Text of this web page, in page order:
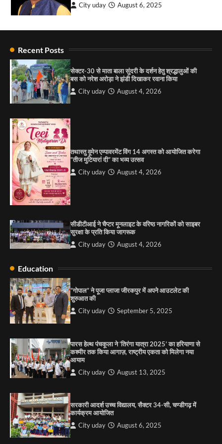
1
“गोपाल” ने पूजा प्लाजा जीरकपुर में अपने आउटलेट की
शुरुआत की
2
पारस हेल्थ पंचकूला ने ‘तिरंगा यात्रा 2025’ का हरियाणा से
आयाम
City uday August 13, 2025
3
4
राहुल गाँधी ने खाई है वैश्विक मंच पर भारत को कमजोर करने
Recent Posts
सेक्टर-30 से माता बाला सुंदरी के दर्शन हेतु श्रद्धालुओं की
बस को नरेश अरोड़ा ने झंडी दिखाकर रवाना किया
City uday August 4, 2026
तथास्तु वूमेन एम्पावरमेंट विंग 14 अगस्त को आयोजित करेगा
“तीज मुटियारां दी” का भव्य उत्सव
City uday August 4, 2026
सीडीटीआई ने चैप्टर मूनलाइट के वरिष्ठ नागरिकों को साइबर
सुरक्षा के प्रति किया जागरूक
City uday August 4, 2026
Education
“गोपाल” ने पूजा प्लाजा जीरकपुर में अपने आउटलेट की
शुरुआत की
City uday September 5, 2025
पारस हेल्थ पंचकूला ने ‘तिरंगा यात्रा 2025’ का हरियाणा से
कश्मीर तक किया आगाज़, राष्ट्रीय एकता को मिलेगा नया
आयाम
City uday August 13, 2025
सरकारी आदर्श उच्च विद्यालय, सैक्टर 34-सी, चण्डीगढ़ में
कार्यक्रम आयोजित
City uday August 6, 2025